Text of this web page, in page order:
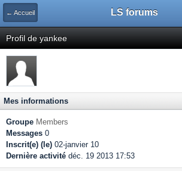
← Accueil LS forums
Profil de yankee
Mes informations
Groupe Members
Messages 0
Inscrit(e) (le) 02-janvier 10
Dernière activité déc. 19 2013 17:53